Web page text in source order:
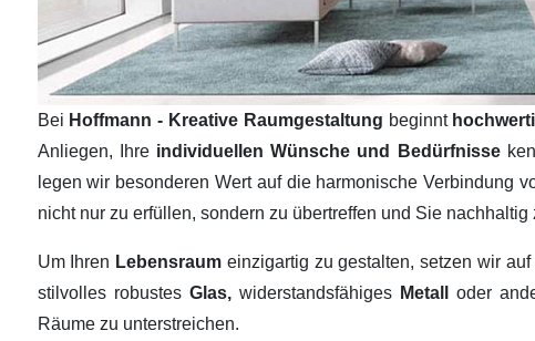
Bei Hoffmann - Kreative Raumgestaltung beginnt
Anliegen, Ihre individuellen Wünsche und Bedürfnisse
legen wir besonderen Wert auf die harmonische Verbindung
nicht nur zu erfüllen, sondern zu übertreffen und Sie nachhaltig
Um Ihren Lebensraum einzigartig zu gestalten, setzen wir
stilvolles robustes Glas,widerstandsfähiges Metalloder
Räume zu unterstreichen.